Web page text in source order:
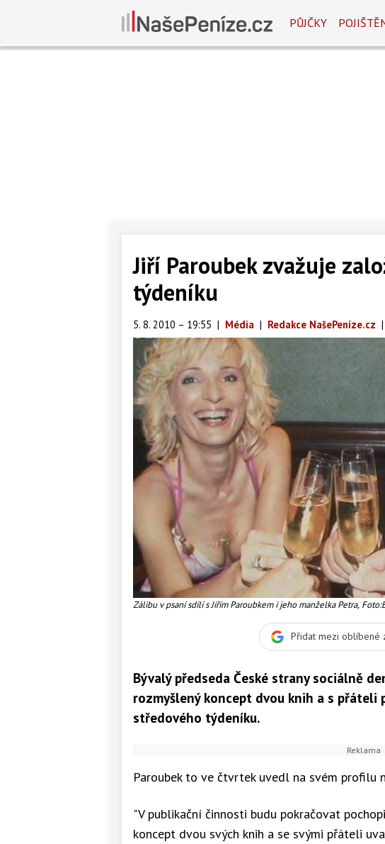
PŮJČKY
Jiří Paroubek zvažuje
týdeníku
5. 8. 2010 – 19:55 | Média | Redakce NašePeníze.cz |
Zálibu v psaní sdílí s Jiřím Paroubkem i jeho manželka Petra,
Přidat mezi oblíbené
Bývalý předseda České strany sociálně
rozmyšlený koncept dvou knih a s přáteli
středového týdeníku.
Paroubek to ve čtvrtek uvedl na svém profilu
"V publikační činnosti budu pokračovat
koncept dvou svých knih a se svými přáteli